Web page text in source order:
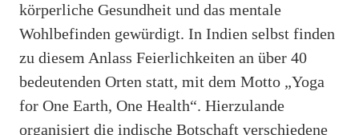
körperliche Gesundheit und das mentale
Wohlbefinden gewürdigt. In Indien selbst finden
zu diesem Anlass Feierlichkeiten an über 40
bedeutenden Orten statt, mit dem Motto „Yoga
for One Earth, One Health“. Hierzulande
organisiert die indische Botschaft verschiedene